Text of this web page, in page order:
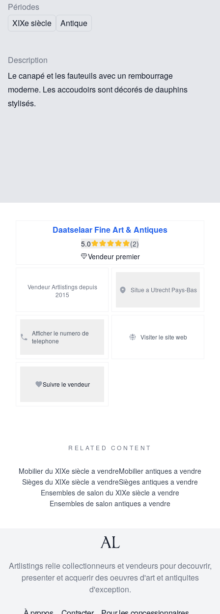
Périodes
XIXe siècle
Antique
Description
Le canapé et les fauteuils avec un rembourrage
moderne. Les accoudoirs sont décorés de dauphins
stylisés.
Daatselaar Fine Art & Antiques
5.0
(2)
Vendeur premier
Vendeur Artlistings depuis
2015
Situe a Utrecht Pays-Bas
Afficher le numero de
telephone
Visiter le site web
Suivre le vendeur
RELATED CONTENT
Mobilier du XIXe siècle a vendreMobilier antiques a vendre
Sièges du XIXe siècle a vendreSièges antiques a vendre
Ensembles de salon du XIXe siècle a vendre
Ensembles de salon antiques a vendre
Artlistings relie collectionneurs et vendeurs pour decouvrir,
presenter et acquerir des oeuvres d'art et antiquites
d'exception.